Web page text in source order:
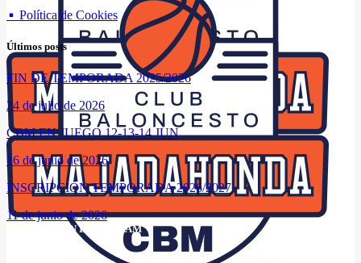
Política de Cookies
Últimos posts
FIN DE TEMPORADA 2025/2026
24 de julio de 2026
CBM EN JUEGO 12-13-14 JUN
16 de junio de 2026
INSCRIPCIÓN TEMPORADA 2026/2027
11 de junio de 2026
SÍGUENOS EN INSTAGRAM